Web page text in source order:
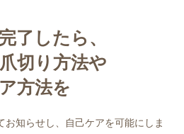
了したら、
切り方法や
方法を
お知らせし、自己ケアを可能にしま